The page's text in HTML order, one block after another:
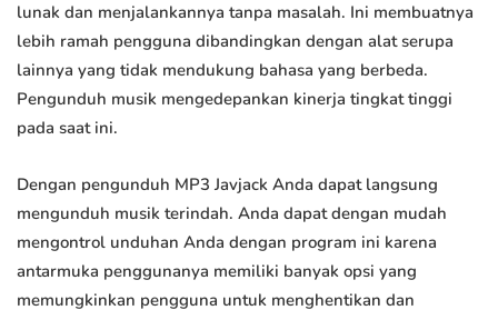
lunak dan menjalankannya tanpa masalah. Ini membuatnya
lebih ramah pengguna dibandingkan dengan alat serupa
lainnya yang tidak mendukung bahasa yang berbeda.
Pengunduh musik mengedepankan kinerja tingkat tinggi
pada saat ini.
Dengan pengunduh MP3 Javjack Anda dapat langsung
mengunduh musik terindah. Anda dapat dengan mudah
mengontrol unduhan Anda dengan program ini karena
antarmuka penggunanya memiliki banyak opsi yang
memungkinkan pengguna untuk menghentikan dan